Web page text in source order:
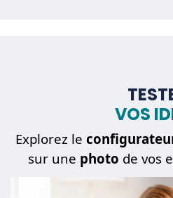
Mon
VOS
Explorez le
sur une photo de vos